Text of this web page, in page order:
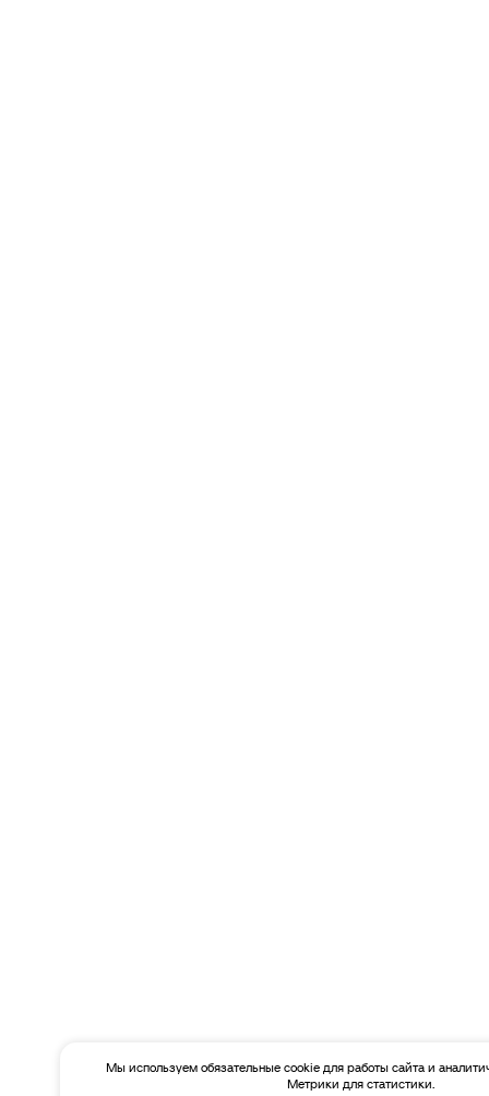
Мы используем обязательные cookie для работы сайта и
Метрики для статистики.